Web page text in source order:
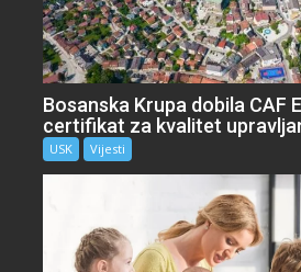
Bosanska Krupa dobila CAF
certifikat za kvalitet
USK Vijesti